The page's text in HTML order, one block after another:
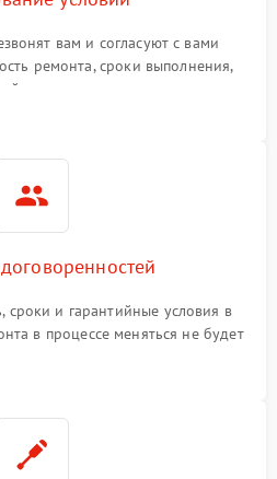
вам и согласуют с вами
ремонта, сроки выполнения,
условия
сроки и гарантийные условия в
в процессе меняться не будет